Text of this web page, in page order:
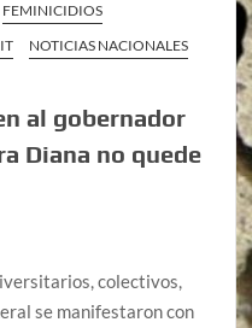
FEMINICIDIOS
NOTICIAS NACIONALES
al gobernador
Diana no quede
colectivos,
se manifestaron con